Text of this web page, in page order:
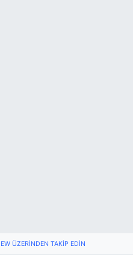
ÜZERINDEN TAKIP EDIN